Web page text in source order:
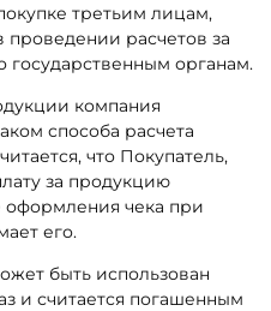
третьим лицам,
расчетов за
государственным органам.
компания​
способа расчета
что Покупатель,
за продукцию
оформления чека при
его.
быть использован
и считается погашенным